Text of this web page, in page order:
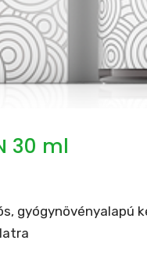
30 ml
gyógynövényalapú